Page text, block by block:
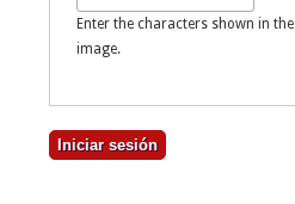
Enter the characters shown in the
image.